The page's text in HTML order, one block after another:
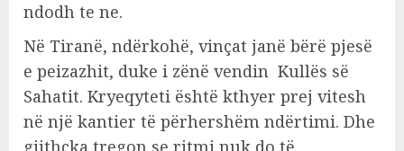
ndodh te ne.
Në Tiranë, ndërkohë, vinçat janë bërë pjesë
e peizazhit, duke i zënë vendin Kullës së
Sahatit. Kryeqyteti është kthyer prej vitesh
në një kantier të përhershëm ndërtimi. Dhe
gjithçka tregon se ritmi nuk do të